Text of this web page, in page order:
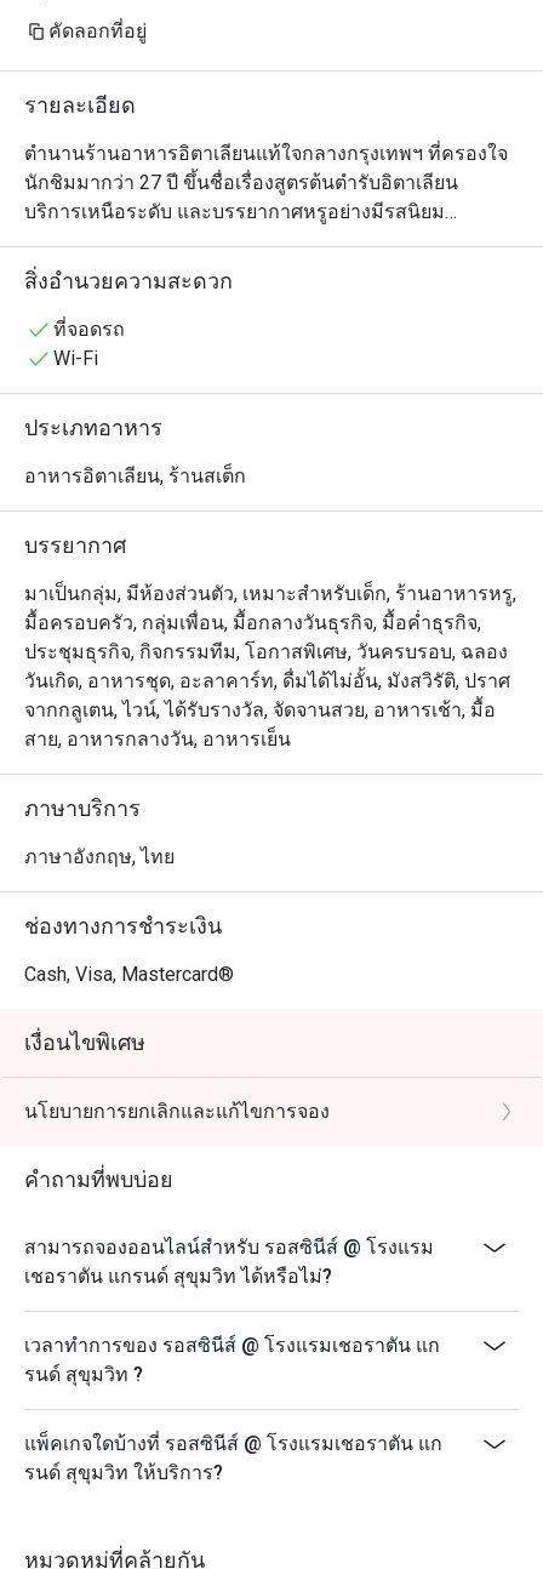
คัดลอกที่อยู่
รายละเอียด
ตำนานร้านอาหารอิตาเลียนแท้ใจกลางกรุงเทพฯ ที่ครองใจ
นักชิมมากว่า 27 ปี ขึ้นชื่อเรื่องสูตรต้นตำรับอิตาเลียน
บริการเหนือระดับ และบรรยากาศหรูอย่างมีรสนิยม
ตลอดหลายปีที่ผ่านมา ร้านยังต้อนรับเชฟเจ้าของดาวมิชลิน
จากหลากภูมิภาคของอิตาลี เชื่อมโยงกับรากวัฒนธรรมท้อง
รอสซินีส์ มอบประสบการณ์อาหารสุดคลาสสิกที่หยั่งรากใน
มรดกทางรสชาติ ถ่ายทอดด้วยความมั่นใจอย่างสง่างาม
สิ่งอำนวยความสะดวก
ที่จอดรถ
Wi-Fi
ประเภทอาหาร
อาหารอิตาเลียน, ร้านสเต็ก
บรรยากาศ
มาเป็นกลุ่ม, มีห้องส่วนตัว, เหมาะสำหรับเด็ก, ร้านอาหารหรู,
มื้อครอบครัว, กลุ่มเพื่อน, มื้อกลางวันธุรกิจ, มื้อค่ำธุรกิจ,
ประชุมธุรกิจ, กิจกรรมทีม, โอกาสพิเศษ, วันครบรอบ, ฉลอง
วันเกิด, อาหารชุด, อะลาคาร์ท, ดื่มได้ไม่อั้น, มังสวิรัติ, ปราศ
จากกลูเตน, ไวน์, ได้รับรางวัล, จัดจานสวย, อาหารเช้า, มื้อ
สาย, อาหารกลางวัน, อาหารเย็น
ภาษาบริการ
ภาษาอังกฤษ, ไทย
ช่องทางการชำระเงิน
Cash, Visa, Mastercard®
เงื่อนไขพิเศษ
นโยบายการยกเลิกและแก้ไขการจอง
คำถามที่พบบ่อย
สามารถจองออนไลน์สำหรับ รอสซินีส์ @ โรงแรม
เชอราตัน แกรนด์ สุขุมวิท ได้หรือไม่?
เวลาทำการของ รอสซินีส์ @ โรงแรมเชอราตัน แก
รนด์ สุขุมวิท ?
แพ็คเกจใดบ้างที่ รอสซินีส์ @ โรงแรมเชอราตัน แก
รนด์ สุขุมวิท ให้บริการ?
หมวดหมู่ที่คล้ายกัน